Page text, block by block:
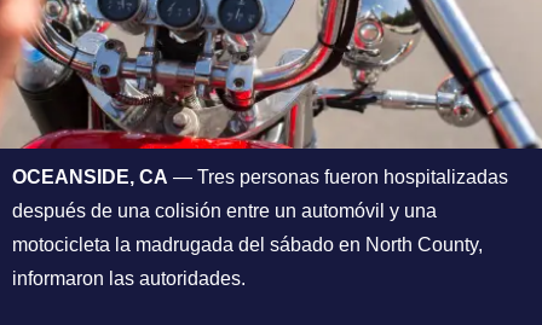
OCEANSIDE, CA — Tres personas fueron hospitalizadas
después de una colisión entre un automóvil y una
motocicleta la madrugada del sábado en North County,
informaron las autoridades.